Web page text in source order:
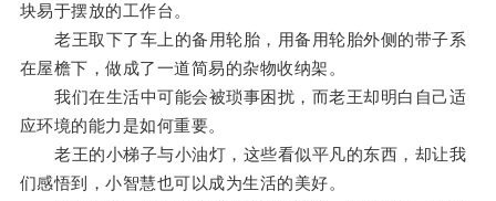
块易于摆放的工作台。
老王取下了车上的备用轮胎，用备用轮胎外侧的带子系
在屋檐下，做成了一道简易的杂物收纳架。
我们在生活中可能会被琐事困扰，而老王却明白自己适
应环境的能力是如何重要。
老王的小梯子与小油灯，这些看似平凡的东西，却让我
们感悟到，小智慧也可以成为生活的美好。